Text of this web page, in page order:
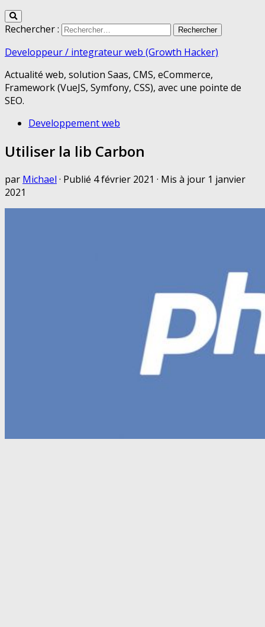
Rechercher :
Developpeur / integrateur web (Growth Hacker)
Actualité web, solution Saas, CMS, eCommerce,
Framework (VueJS, Symfony, CSS), avec une pointe de
SEO.
Developpement web
Utiliser la lib Carbon
par Michael · Publié 4 février 2021 · Mis à jour 1 janvier
2021